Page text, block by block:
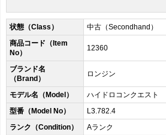
状態（Class）
中古（Secondhand）
商品コード（Item
No）
12360
ブランド名
（Brand）
ロンジン
モデル名（Model）
ハイドロコンクエスト
型番（Model No）
L3.782.4
ランク（Condition）
Aランク